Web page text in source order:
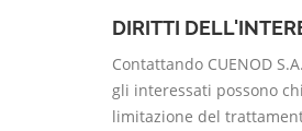
DIRITTI
Contattando CUENOD
gli interessati possono
limitazione del